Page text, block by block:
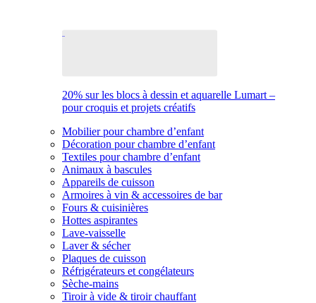
20% sur les blocs à dessin et aquarelle Lumart –
pour croquis et projets créatifs
Mobilier pour chambre d’enfant
Décoration pour chambre d’enfant
Textiles pour chambre d’enfant
Animaux à bascules
Appareils de cuisson
Armoires à vin & accessoires de bar
Fours & cuisinières
Hottes aspirantes
Lave-vaisselle
Laver & sécher
Plaques de cuisson
Réfrigérateurs et congélateurs
Sèche-mains
Tiroir à vide & tiroir chauffant